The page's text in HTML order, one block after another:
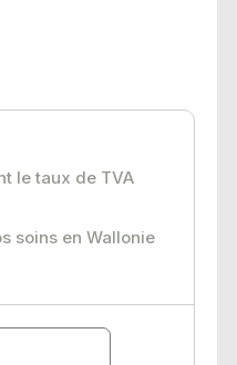
le taux de TVA
soins en Wallonie